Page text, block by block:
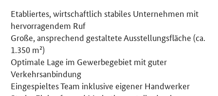
Etabliertes, wirtschaftlich stabiles Unternehmen mit
hervorragendem Ruf
Große, ansprechend gestaltete Ausstellungsfläche (ca.
1.350 m²)
Optimale Lage im Gewerbegebiet mit guter
Verkehrsanbindung
Eingespieltes Team inklusive eigener Handwerker